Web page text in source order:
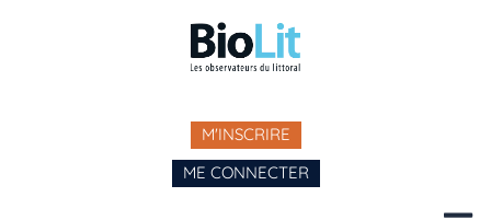
M'INSCRIRE
ME CONNECTER